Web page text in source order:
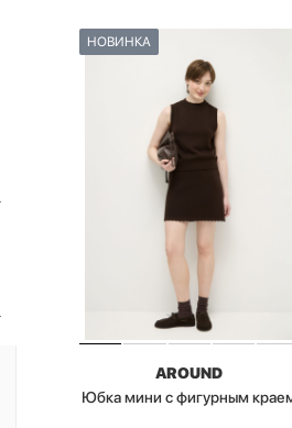
НОВИНКА
AROUND
Юбка мини с фигурным